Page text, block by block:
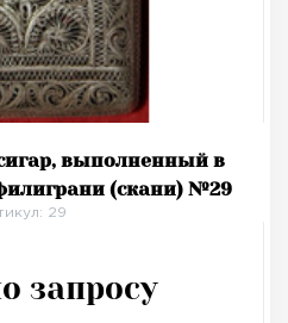
выполненный в
(скани) №29
29
запросу